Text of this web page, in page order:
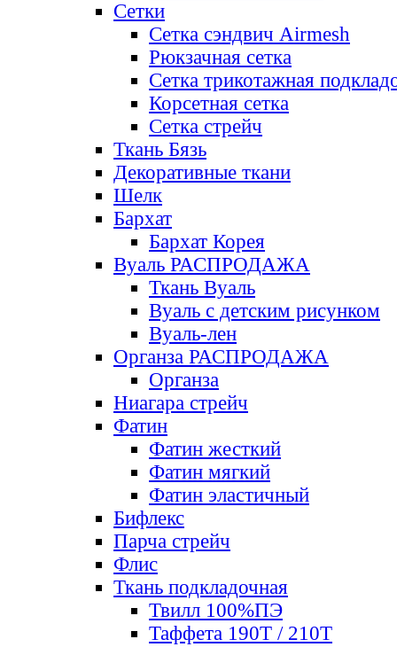
Сетки
Сетка сэндвич Airmesh
Рюкзачная сетка
Сетка трикотажная
Корсетная сетка
Сетка стрейч
Ткань Бязь
Декоративные ткани
Шелк
Бархат
Бархат Корея
Вуаль РАСПРОДАЖА
Ткань Вуаль
Вуаль с детским рисунком
Вуаль-лен
Органза РАСПРОДАЖА
Органза
Ниагара стрейч
Фатин
Фатин жесткий
Фатин мягкий
Фатин элаcтичный
Бифлекс
Парча стрейч
Флис
Ткань подкладочная
Твилл 100%ПЭ
Таффета 190Т / 210Т